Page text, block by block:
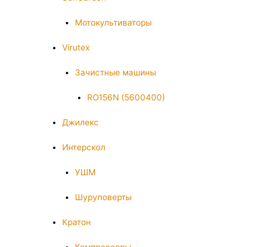
Мотокультиваторы
Virutex
Зачистные машины
RO156N (5600400)
Джилекс
Интерскол
УШМ
Шуруповерты
Кратон